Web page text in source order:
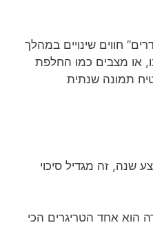
חווים שינויים במהלך
או מצבים כמו החלפת
תמונה שנתית
שנה, זה מגדיל סיכוי
הוא אחד הטריגרים הכי